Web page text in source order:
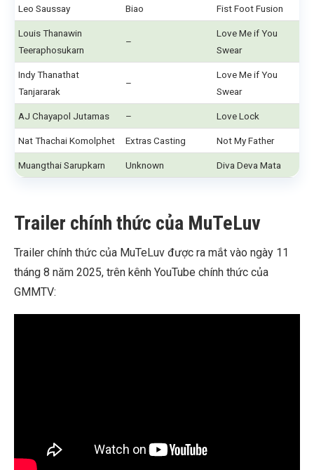
Leo Saussay Biao Fist Foot Fusion
Louis Thanawin
Teeraphosukarn
–
Love Me if You
Swear
Indy Thanathat
Tanjararak
–
Love Me if You
Swear
AJ Chayapol Jutamas – Love Lock
Nat Thachai Komolphet Extras Casting Not My Father
Muangthai Sarupkarn Unknown Diva Deva Mata
Trailer chính thức của MuTeLuv
Trailer chính thức của MuTeLuv được ra mắt vào ngày 11
tháng 8 năm 2025, trên kênh YouTube chính thức của
GMMTV: